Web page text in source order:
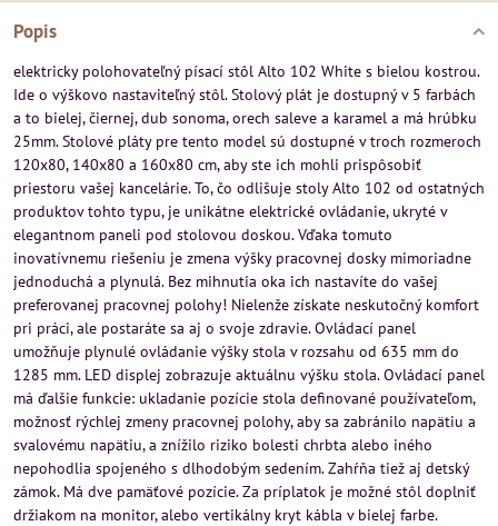
Popis
elektricky polohovateľný písací stôl Alto 102 White s bielou kostrou.
Ide o výškovo nastaviteľný stôl. Stolový plát je dostupný v 5 farbách
a to bielej, čiernej, dub sonoma, orech saleve a karamel a má hrúbku
25mm. Stolové pláty pre tento model sú dostupné v troch rozmeroch
120x80, 140x80 a 160x80 cm, aby ste ich mohli prispôsobiť
priestoru vašej kancelárie. To, čo odlišuje stoly Alto 102 od ostatných
produktov tohto typu, je unikátne elektrické ovládanie, ukryté v
elegantnom paneli pod stolovou doskou. Vďaka tomuto
inovatívnemu riešeniu je zmena výšky pracovnej dosky mimoriadne
jednoduchá a plynulá. Bez mihnutia oka ich nastavíte do vašej
preferovanej pracovnej polohy! Nielenže získate neskutočný komfort
pri práci, ale postaráte sa aj o svoje zdravie. Ovládací panel
umožňuje plynulé ovládanie výšky stola v rozsahu od 635 mm do
1285 mm. LED displej zobrazuje aktuálnu výšku stola. Ovládací panel
má ďalšie funkcie: ukladanie pozície stola definované používateľom,
možnosť rýchlej zmeny pracovnej polohy, aby sa zabránilo napätiu a
svalovému napätiu, a znížilo riziko bolesti chrbta alebo iného
nepohodlia spojeného s dlhodobým sedením. Zahŕňa tiež aj detský
zámok. Má dve pamäťové pozície. Za príplatok je možné stôl doplniť
držiakom na monitor, alebo vertikálny kryt kábla v bielej farbe.